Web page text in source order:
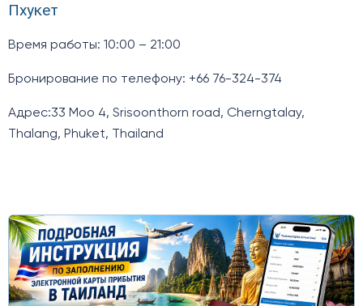
Пхукет
Время работы: 10:00 – 21:00
Бронирование по телефону: +66 76-324-374
Адрес:33 Moo 4, Srisoonthorn road, Cherngtalay,
Thalang, Phuket, Thailand